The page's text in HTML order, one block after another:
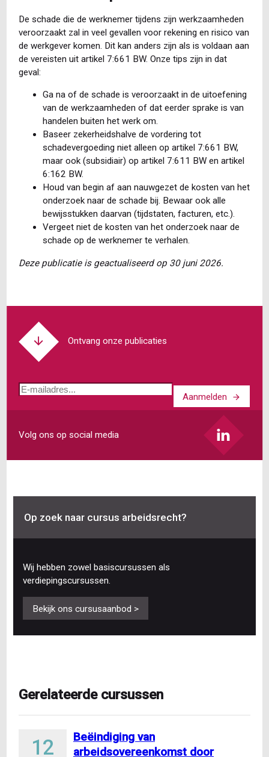
De schade die de werknemer tijdens zijn werkzaamheden
veroorzaakt zal in veel gevallen voor rekening en risico van
de werkgever komen. Dit kan anders zijn als is voldaan aan
de vereisten uit artikel 7:661 BW. Onze tips zijn in dat
geval:
Ga na of de schade is veroorzaakt in de uitoefening
van de werkzaamheden of dat eerder sprake is van
handelen buiten het werk om.
Baseer zekerheidshalve de vordering tot
schadevergoeding niet alleen op artikel 7:661 BW,
maar ook (subsidiair) op artikel 7:611 BW en artikel
6:162 BW.
Houd van begin af aan nauwgezet de kosten van het
onderzoek naar de schade bij. Bewaar ook alle
bewijsstukken daarvan (tijdstaten, facturen, etc.).
Vergeet niet de kosten van het onderzoek naar de
schade op de werknemer te verhalen.
Deze publicatie is geactualiseerd op 30 juni 2026.
Ontvang onze publicaties
E-
Aanmelden
Volg ons op social media
Op zoek naar cursus arbeidsrecht?
Wij hebben zowel basiscursussen als
verdiepingscursussen.
Bekijk ons cursusaanbod >
Gerelateerde cursussen
12
Beëindiging van
arbeidsovereenkomst door